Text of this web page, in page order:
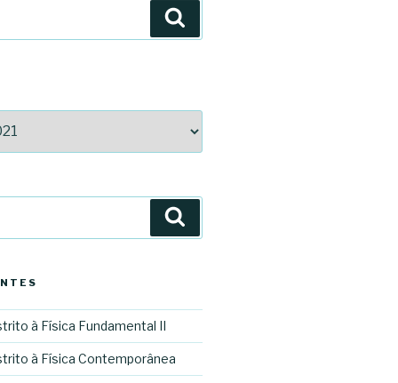
à Física Fundamental II
à Física Contemporânea